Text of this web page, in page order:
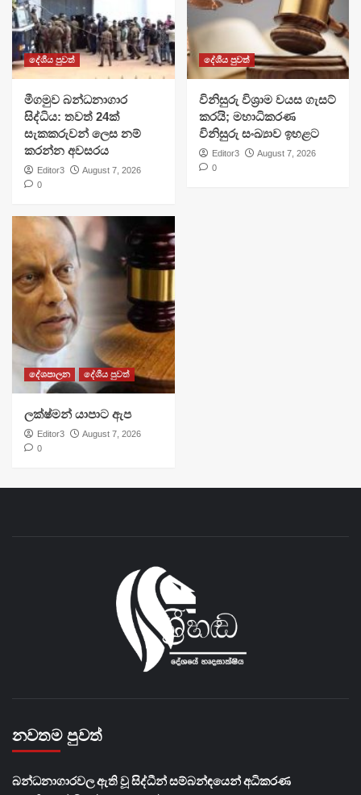
දේශීය පුවත්
මීගමුව බන්ධනාගාර
සිද්ධිය: තවත් 24ක්
සැකකරුවන් ලෙස නම්
කරන්න අවසරය
Editor3
August 7, 2026
0
දේශීය පුවත්
විනිසුරු විශ්‍රාම වයස ගැසට්
කරයි; මහාධිකරණ
විනිසුරු සංඛ්‍යාව ඉහළට
Editor3
August 7, 2026
0
දේශපාලන දේශීය පුවත්
ලක්ෂ්මන් යාපාට ඇප
Editor3
August 7, 2026
0
නවතම පුවත්
බන්ධනාගාරවල ඇති වූ සිද්ධීන් සම්බන්ඳයෙන් අධිකරණ